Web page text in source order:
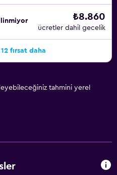
₺8.860
ücretler dahil gecelik
fırsat daha
tahmini yerel